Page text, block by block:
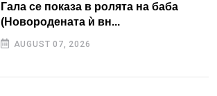
Гала се показа в ролята на баба
(Новородената ѝ вн...
AUGUST 07, 2026